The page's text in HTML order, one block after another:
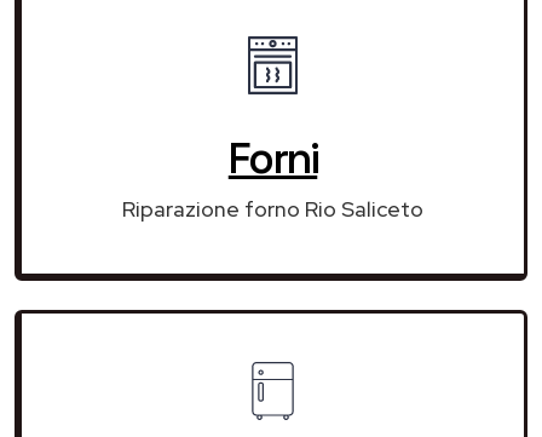
Forni
Riparazione forno Rio Saliceto